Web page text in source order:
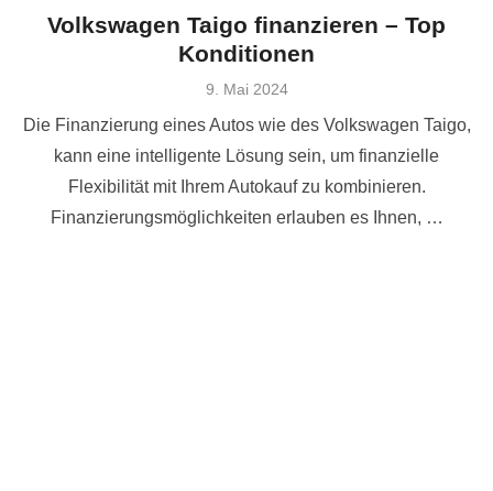
Volkswagen Taigo finanzieren – Top
Konditionen
Veröffentlicht
9. Mai 2024
Die Finanzierung eines Autos wie des Volkswagen Taigo,
kann eine intelligente Lösung sein, um finanzielle
Flexibilität mit Ihrem Autokauf zu kombinieren.
Finanzierungsmöglichkeiten erlauben es Ihnen, …